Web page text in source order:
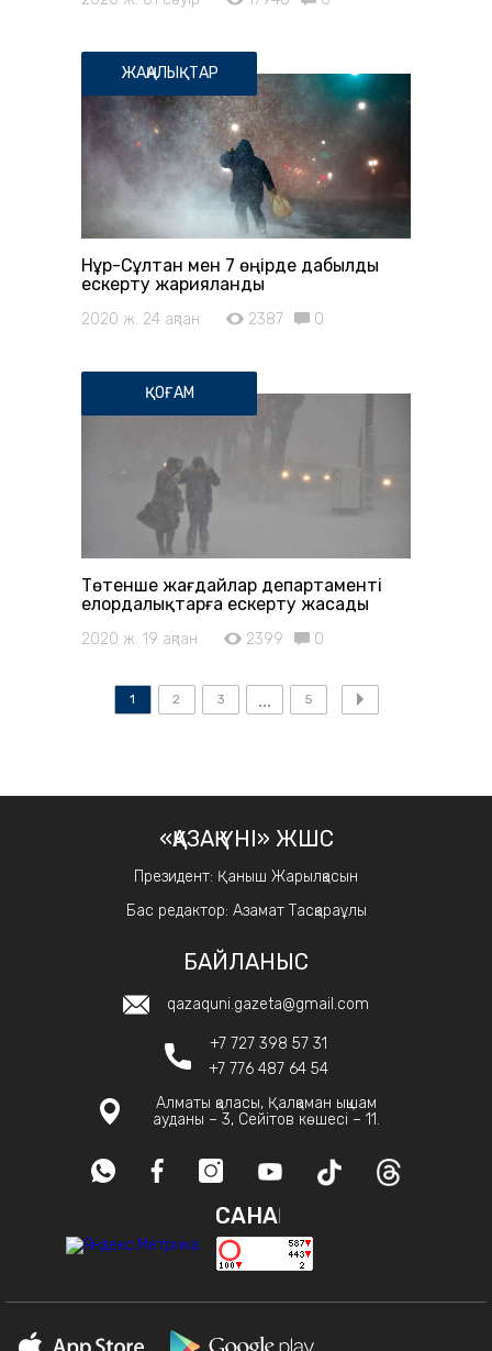
ЖАҢАЛЫҚТАР
Нұр-Сұлтан мен 7 өңірде дабылды
ескерту жарияланды
2020 ж. 24 ақпан 2387 0
ҚОҒАМ
Төтенше жағдайлар департаменті
елордалықтарға ескерту жасады
2020 ж. 19 ақпан 2399 0
1 2 3 5
«ҚАЗАҚ ҮНІ» ЖШС
Президент: Қаныш Жарылқасын
Бас редактор: Азамат Тасқараұлы
БАЙЛАНЫС
qazaquni.gazeta@gmail.com
+7 727 398 57 31
+7 776 487 64 54
Алматы қаласы, Қалқаман ықшам
ауданы – 3, Сейітов көшесі – 11.
САНАҚ